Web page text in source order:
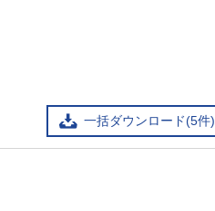
一括ダウンロード(5件)